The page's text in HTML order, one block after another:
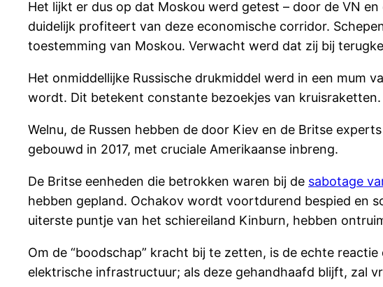
Het lijkt er dus op dat Moskou werd getest – door de VN
duidelijk profiteert van deze economische corridor.
toestemming van Moskou. Verwacht werd dat zij bij
Het onmiddellijke Russische drukmiddel werd in een
wordt. Dit betekent constante bezoekjes van kruisraketten.
Welnu, de Russen hebben de door Kiev en de Britse
gebouwd in 2017, met cruciale Amerikaanse inbreng.
De Britse eenheden die betrokken waren bij de sabotage
hebben gepland. Ochakov wordt voortdurend bespied en
uiterste puntje van het schiereiland Kinburn, hebben
Om de “boodschap” kracht bij te zetten, is de echte
elektrische infrastructuur; als deze gehandhaafd blijft, zal